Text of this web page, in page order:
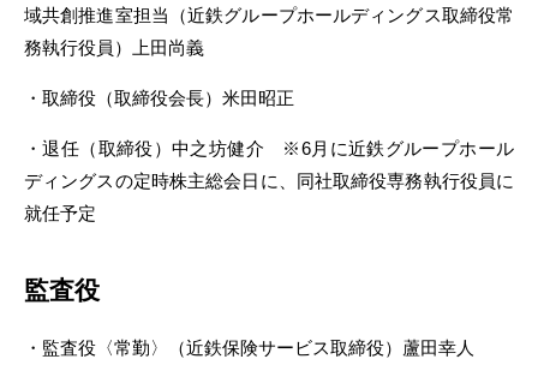
域共創推進室担当（近鉄グループホールディングス取締役常
務執行役員）上田尚義
・取締役（取締役会長）米田昭正
・退任（取締役）中之坊健介 ※6月に近鉄グループホール
ディングスの定時株主総会日に、同社取締役専務執行役員に
就任予定
監査役
・監査役〈常勤〉（近鉄保険サービス取締役）蘆田幸人